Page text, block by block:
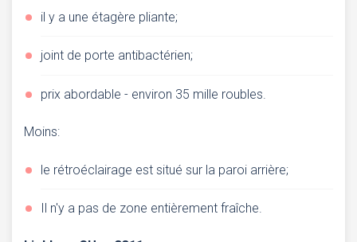
il y a une étagère pliante;
joint de porte antibactérien;
prix abordable - environ 35 mille roubles.
Moins:
le rétroéclairage est situé sur la paroi arrière;
Il n'y a pas de zone entièrement fraîche.